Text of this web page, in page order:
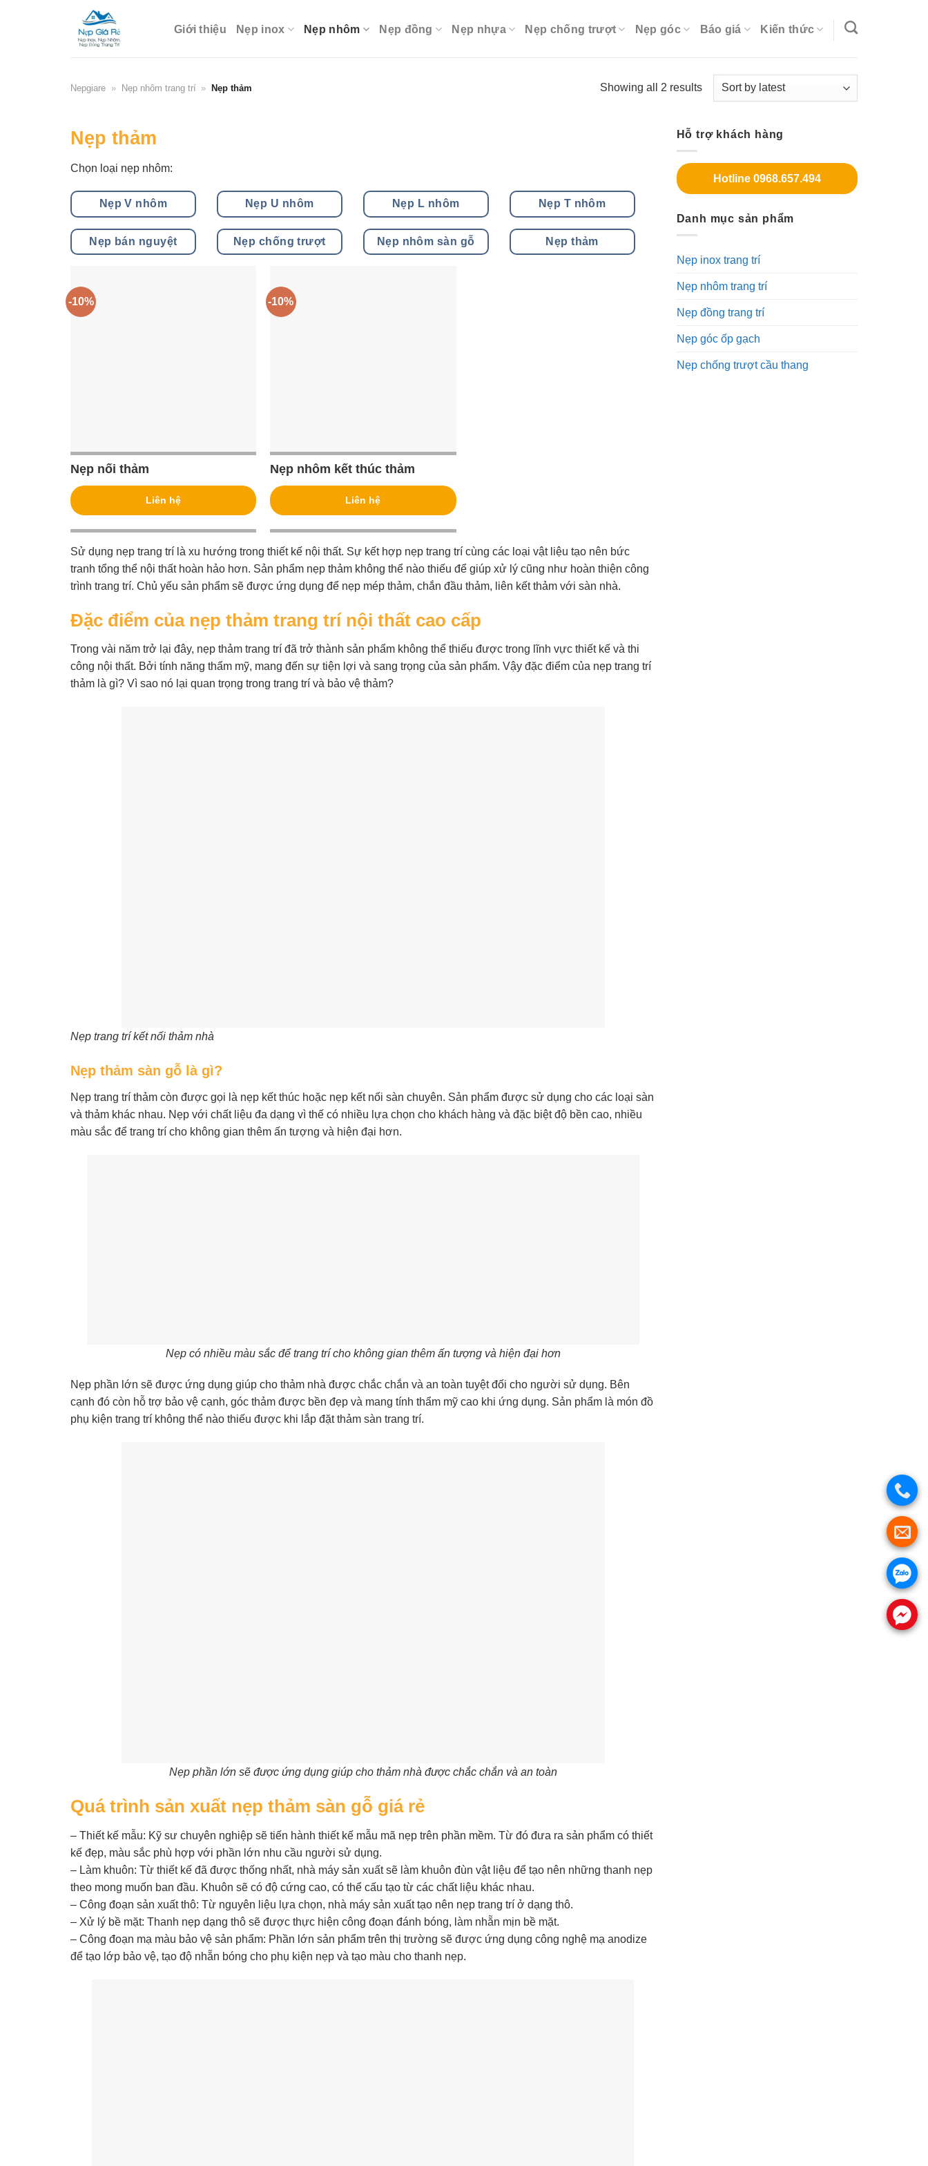
Giới thiệu Nẹp inox Nẹp nhôm Nẹp đồng Nẹp nhựa Nẹp chống trượt Nẹp góc Báo giá Kiến thức
Nepgiare » Nẹp nhôm trang trí » Nẹp thảm Showing all 2 results
Nẹp thảm
Chọn loại nẹp nhôm:
Nẹp V nhôm Nẹp U nhôm Nẹp L nhôm Nẹp T nhôm
Nẹp bán nguyệt Nẹp chống trượt Nẹp nhôm sàn gỗ Nẹp thảm
-10%
Nẹp nối thảm
Liên hệ
-10%
Nẹp nhôm kết thúc thảm
Liên hệ
Sử dụng nẹp trang trí là xu hướng trong thiết kế nội thất. Sự kết hợp nẹp trang trí cùng các loại vật liệu tạo nên bức
tranh tổng thể nội thất hoàn hảo hơn. Sản phẩm nẹp thảm không thể nào thiếu để giúp xử lý cũng như hoàn thiện công
trình trang trí. Chủ yếu sản phẩm sẽ được ứng dụng để nẹp mép thảm, chắn đầu thảm, liên kết thảm với sàn nhà.
Đặc điểm của nẹp thảm trang trí nội thất cao cấp
Trong vài năm trở lại đây, nẹp thảm trang trí đã trở thành sản phẩm không thể thiếu được trong lĩnh vực thiết kế và thi
công nội thất. Bởi tính năng thẩm mỹ, mang đến sự tiện lợi và sang trọng của sản phẩm. Vậy đặc điểm của nẹp trang trí
thảm là gì? Vì sao nó lại quan trọng trong trang trí và bảo vệ thảm?
Nẹp trang trí kết nối thảm nhà
Nẹp thảm sàn gỗ là gì?
Nẹp trang trí thảm còn được gọi là nẹp kết thúc hoặc nẹp kết nối sàn chuyên. Sản phẩm được sử dụng cho các loại sàn
và thảm khác nhau. Nẹp với chất liệu đa dạng vì thế có nhiều lựa chọn cho khách hàng và đặc biệt độ bền cao, nhiều
màu sắc để trang trí cho không gian thêm ấn tượng và hiện đại hơn.
Nẹp có nhiều màu sắc để trang trí cho không gian thêm ấn tượng và hiện đại hơn
Nẹp phần lớn sẽ được ứng dụng giúp cho thảm nhà được chắc chắn và an toàn tuyệt đối cho người sử dụng. Bên
cạnh đó còn hỗ trợ bảo vệ cạnh, góc thảm được bền đẹp và mang tính thẩm mỹ cao khi ứng dụng. Sản phẩm là món đồ
phụ kiện trang trí không thể nào thiếu được khi lắp đặt thảm sàn trang trí.
Nẹp phần lớn sẽ được ứng dụng giúp cho thảm nhà được chắc chắn và an toàn
Quá trình sản xuất nẹp thảm sàn gỗ giá rẻ
– Thiết kế mẫu: Kỹ sư chuyên nghiệp sẽ tiến hành thiết kế mẫu mã nẹp trên phần mềm. Từ đó đưa ra sản phẩm có thiết
kế đẹp, màu sắc phù hợp với phần lớn nhu cầu người sử dụng.
– Làm khuôn: Từ thiết kế đã được thống nhất, nhà máy sản xuất sẽ làm khuôn đùn vật liệu để tạo nên những thanh nẹp
theo mong muốn ban đầu. Khuôn sẽ có độ cứng cao, có thể cấu tạo từ các chất liệu khác nhau.
– Công đoạn sản xuất thô: Từ nguyên liệu lựa chọn, nhà máy sản xuất tạo nên nẹp trang trí ở dạng thô.
– Xử lý bề mặt: Thanh nẹp dạng thô sẽ được thực hiện công đoạn đánh bóng, làm nhẵn mịn bề mặt.
– Công đoạn mạ màu bảo vệ sản phẩm: Phần lớn sản phẩm trên thị trường sẽ được ứng dụng công nghệ mạ anodize
để tạo lớp bảo vệ, tạo độ nhẵn bóng cho phụ kiện nẹp và tạo màu cho thanh nẹp.
Hỗ trợ khách hàng
Hotline 0968.657.494
Danh mục sản phẩm
Nẹp inox trang trí
Nẹp nhôm trang trí
Nẹp đồng trang trí
Nẹp góc ốp gạch
Nẹp chống trượt cầu thang
.
.